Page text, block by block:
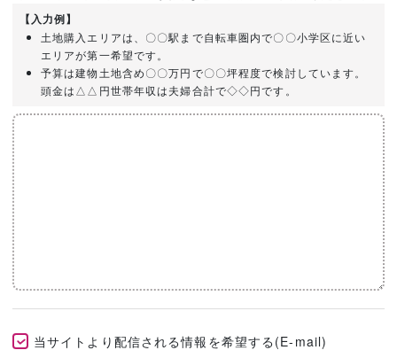
【入力例】
土地購入エリアは、〇〇駅まで自転車圏内で〇〇小学区に近い
エリアが第一希望です。
予算は建物土地含め〇〇万円で〇〇坪程度で検討しています。
頭金は△△円世帯年収は夫婦合計で◇◇円です。
当サイトより配信される情報を希望する(E-mail)